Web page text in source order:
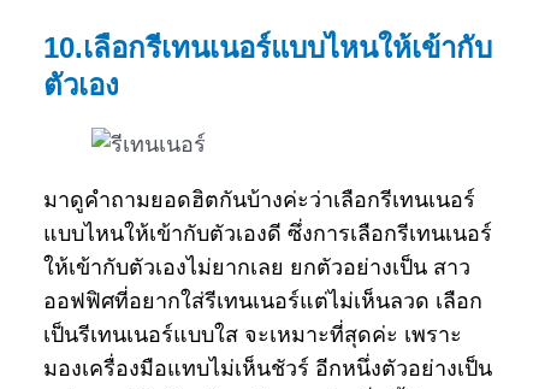
10.เลือกรีเทนเนอร์แบบไหนให้เข้ากับ
ตัวเอง
มาดูคำถามยอดฮิตกันบ้างค่ะว่าเลือกรีเทนเนอร์
แบบไหนให้เข้ากับตัวเองดี ซึ่งการเลือกรีเทนเนอร์
ให้เข้ากับตัวเองไม่ยากเลย ยกตัวอย่างเป็น สาว
ออฟฟิศที่อยากใส่รีเทนเนอร์แต่ไม่เห็นลวด เลือก
เป็นรีเทนเนอร์แบบใส จะเหมาะที่สุดค่ะ เพราะ
มองเครื่องมือแทบไม่เห็นชัวร์ อีกหนึ่งตัวอย่างเป็น